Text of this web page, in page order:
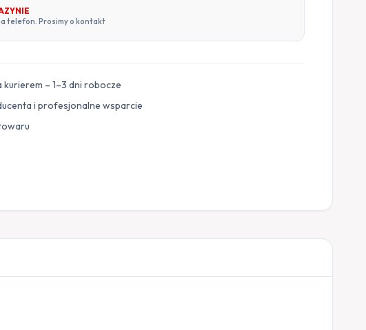
telefon. Prosimy o kontakt
– 1–3 dni robocze
i profesjonalne wsparcie